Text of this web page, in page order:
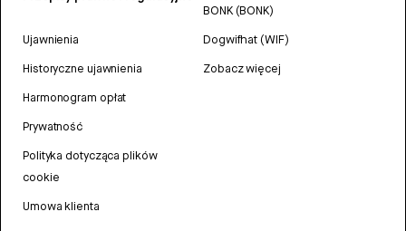
Ujawnienia
Historyczne ujawnienia
Harmonogram opłat
Prywatność
Polityka dotycząca plików
cookie
Umowa klienta
BONK (BONK)
Dogwifhat (WIF)
Zobacz więcej